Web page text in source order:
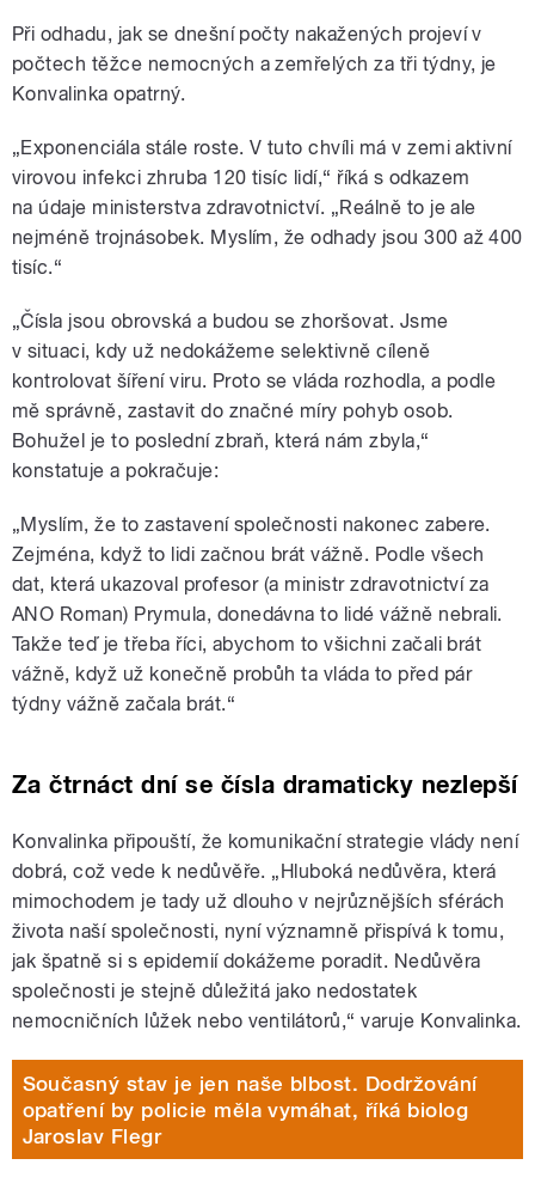
Při odhadu, jak se dnešní počty nakažených projeví v
počtech těžce nemocných a zemřelých za tři týdny, je
Konvalinka opatrný.
„Exponenciála stále roste. V tuto chvíli má v zemi aktivní
virovou infekci zhruba 120 tisíc lidí,“ říká s odkazem
na údaje ministerstva zdravotnictví. „Reálně to je ale
nejméně trojnásobek. Myslím, že odhady jsou 300 až 400
tisíc.“
„Čísla jsou obrovská a budou se zhoršovat. Jsme
v situaci, kdy už nedokážeme selektivně cíleně
kontrolovat šíření viru. Proto se vláda rozhodla, a podle
mě správně, zastavit do značné míry pohyb osob.
Bohužel je to poslední zbraň, která nám zbyla,“
konstatuje a pokračuje:
„Myslím, že to zastavení společnosti nakonec zabere.
Zejména, když to lidi začnou brát vážně. Podle všech
dat, která ukazoval profesor (a ministr zdravotnictví za
ANO Roman) Prymula, donedávna to lidé vážně nebrali.
Takže teď je třeba říci, abychom to všichni začali brát
vážně, když už konečně probůh ta vláda to před pár
týdny vážně začala brát.“
Za čtrnáct dní se čísla dramaticky nezlepší
Konvalinka připouští, že komunikační strategie vlády není
dobrá, což vede k nedůvěře. „Hluboká nedůvěra, která
mimochodem je tady už dlouho v nejrůznějších sférách
života naší společnosti, nyní významně přispívá k tomu,
jak špatně si s epidemií dokážeme poradit. Nedůvěra
společnosti je stejně důležitá jako nedostatek
nemocničních lůžek nebo ventilátorů,“ varuje Konvalinka.
Současný stav je jen naše blbost. Dodržování
opatření by policie měla vymáhat, říká biolog
Jaroslav Flegr